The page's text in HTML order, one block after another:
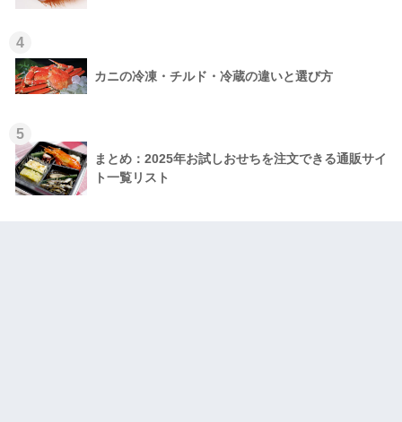
4
カニの冷凍・チルド・冷蔵の違いと選び方
5
まとめ：2025年お試しおせちを注文できる通販サイ
ト一覧リスト